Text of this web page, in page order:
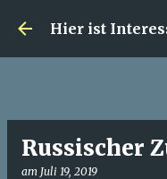
Direkt
Hier ist
Russischer
am Juli 19, 2019